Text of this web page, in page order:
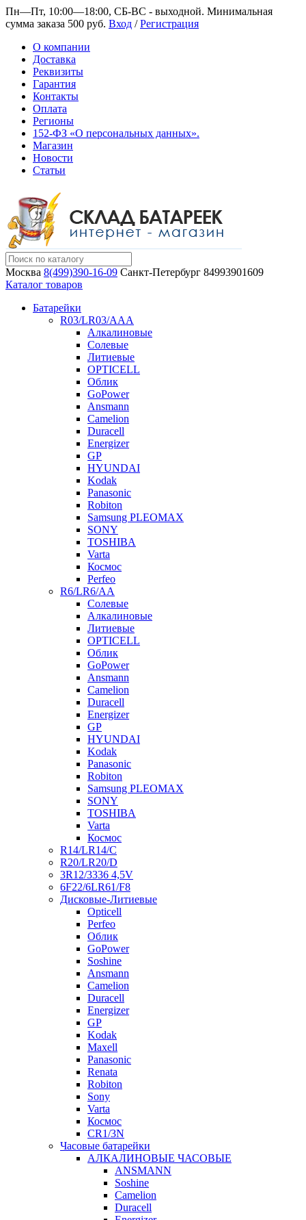
Пн—Пт, 10:00—18:00, СБ-ВС - выходной. Минимальная
сумма заказа 500 руб. Вход /Регистрация
О компании
Доставка
Реквизиты
Гарантия
Контакты
Оплата
Регионы
152-ФЗ «О персональных данных».
Магазин
Новости
Статьи
Москва 8(499)390-16-09 Санкт-Петербург 84993901609
Каталог товаров
Батарейки
R03/LR03/AAA
Алкалиновые
Солевые
Литиевые
OPTICELL
Облик
GoPower
Ansmann
Camelion
Duracell
Energizer
GP
HYUNDAI
Kodak
Panasonic
Robiton
Samsung PLEOMAX
SONY
TOSHIBA
Varta
Космос
Perfeo
R6/LR6/AA
Солевые
Алкалиновые
Литиевые
OPTICELL
Облик
GoPower
Ansmann
Camelion
Duracell
Energizer
GP
HYUNDAI
Kodak
Panasonic
Robiton
Samsung PLEOMAX
SONY
TOSHIBA
Varta
Космос
R14/LR14/C
R20/LR20/D
3R12/3336 4,5V
6F22/6LR61/F8
Дисковые-Литиевые
Opticell
Perfeo
Облик
GoPower
Soshine
Ansmann
Camelion
Duracell
Energizer
GP
Kodak
Maxell
Panasonic
Renata
Robiton
Sony
Varta
Космос
CR1/3N
Часовые батарейки
АЛКАЛИНОВЫЕ ЧАСОВЫЕ
ANSMANN
Soshine
Camelion
Duracell